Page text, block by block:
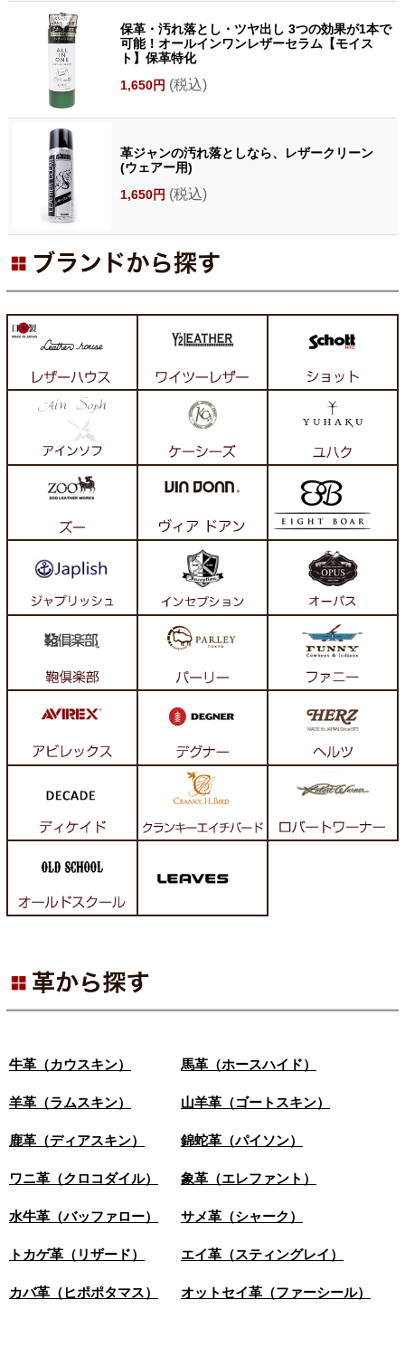
保革・汚れ落とし・ツヤ出し 3つの効果が1本で
可能！オールインワンレザーセラム【モイス
ト】保革特化
1,650円 (税込)
革ジャンの汚れ落としなら、レザークリーン
(ウェアー用)
1,650円 (税込)